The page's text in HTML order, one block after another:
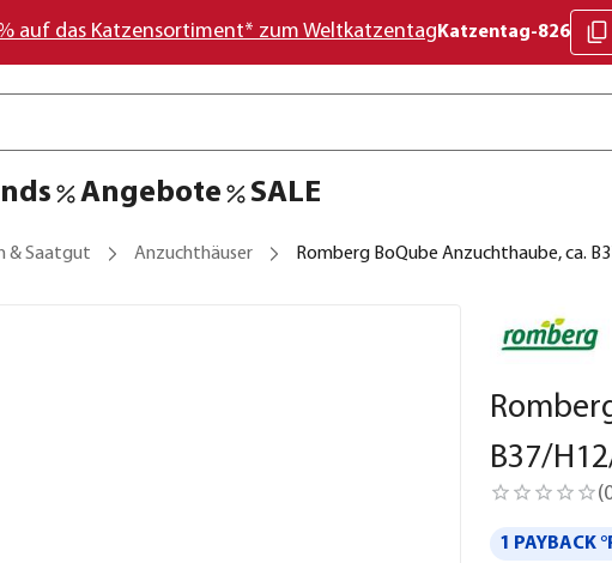
auf das Katzensortiment* zum Weltkatzentag Katzentag-826
Angebote SALE
& Saatgut Anzuchthäuser Romberg BoQube Anzuchthaube, ca.
B37/
(
1 PAYBACK